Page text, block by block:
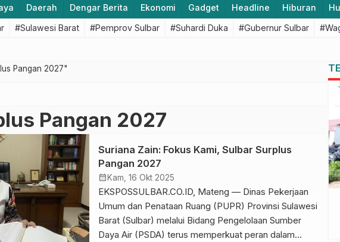
Daerah Dengar Berita Ekonomi Gadget Headline Hiburan
#Sulawesi Barat #Pemprov Sulbar #Suhardi Duka #Gubernur Sulbar
Pangan 2027"
Pangan 2027
Suriana Zain: Fokus Kami, Sulbar Surplus
Pangan 2027
calendar_month Kam, 16 Okt 2025
EKSPOSSULBAR.CO.ID, Mateng — Dinas Pekerjaan
Umum dan Penataan Ruang (PUPR) Provinsi Sulawesi
Barat (Sulbar) melalui Bidang Pengelolaan Sumber
Daya Air (PSDA) terus memperkuat peran dalam